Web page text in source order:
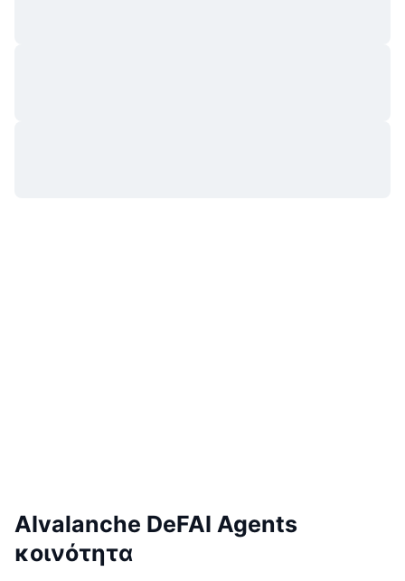
AIvalanche DeFAI Agents
κοινότητα